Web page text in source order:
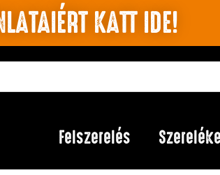
KATT IDE!
Felszerelés